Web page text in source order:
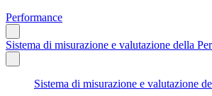
Performance
Sistema di misurazione e valutazione della
Sistema di misurazione e valutazione